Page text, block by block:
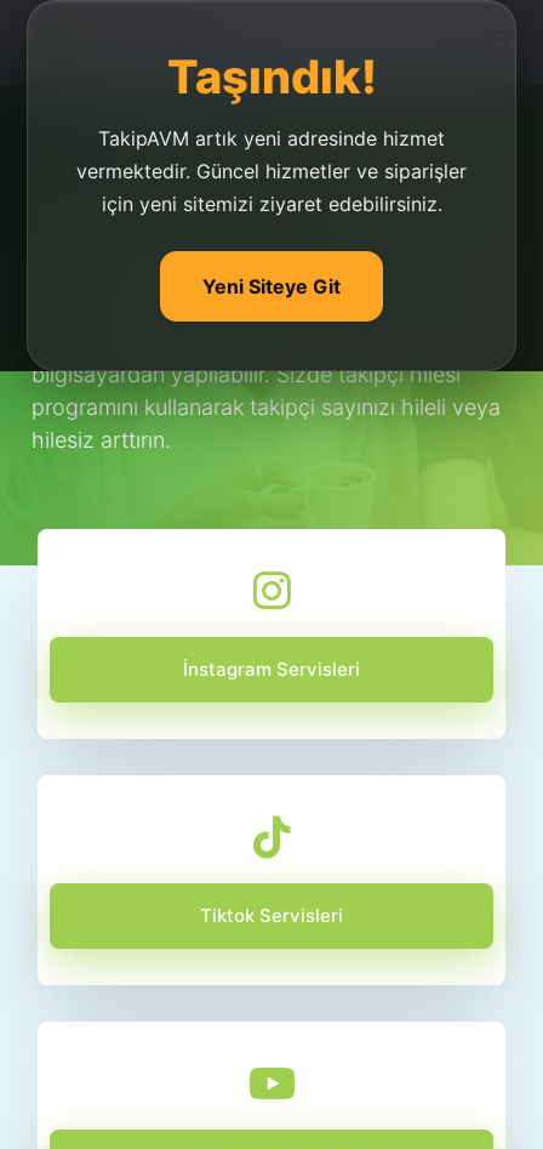
Taşındık!
TakipAVM artık yeni adresinde hizmet
vermektedir. Güncel hizmetler ve siparişler
için yeni sitemizi ziyaret edebilirsiniz.
Yeni Siteye Git
Takipçi Hilesi
Uygulaması
bilgisayardan yapılabilir. Sizde takipçi hilesi
programını kullanarak takipçi sayınızı hileli veya
hilesiz arttırın.
İnstagram Servisleri
Tiktok Servisleri